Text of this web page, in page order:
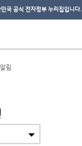
국 공식 전자정부 누리집입니다.
알림